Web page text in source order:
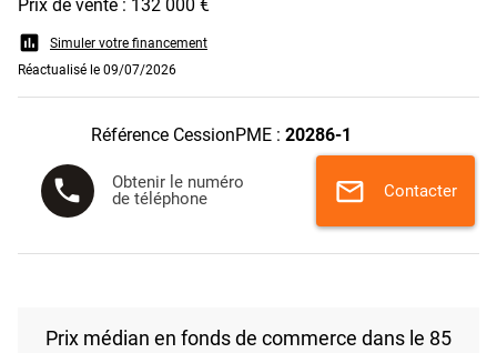
Prix de vente : 132 000 €
assessment
Simuler votre financement
Réactualisé le 09/07/2026
Référence CessionPME : 20286-1
phone
Obtenir le numéro
de téléphone
mail Contacter
Prix médian en fonds de commerce dans le 85